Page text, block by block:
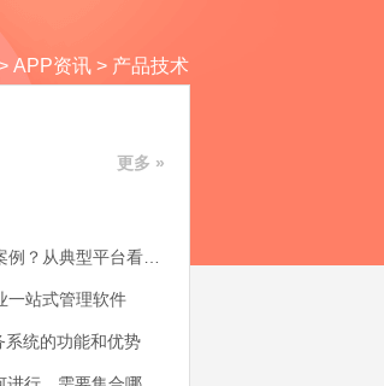
APP资讯 > 产品技术
更多 »
一站式管理软件
系统的功能和优势